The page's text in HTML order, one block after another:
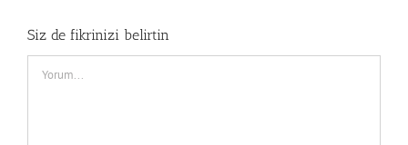
Siz de fikrinizi belirtin